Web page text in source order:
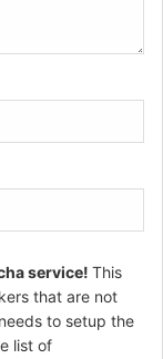
service! This
that are not
to setup the
list of